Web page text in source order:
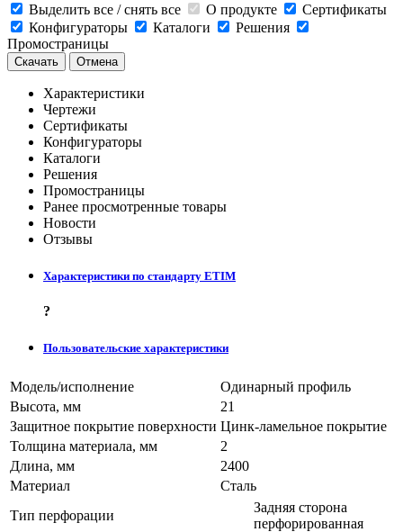
Выделить все / снять все
О продукте
Сертификаты
Конфигураторы
Каталоги
Решения
Промостраницы
Скачать Отмена
Характеристики
Чертежи
Сертификаты
Конфигураторы
Каталоги
Решения
Промостраницы
Ранее просмотренные товары
Новости
Отзывы
Характеристики по стандарту ETIM
?
Пользовательские характеристики
Модель/исполнение
Одинарный профиль
Высота, мм
21
Защитное покрытие поверхности Цинк-ламельное покрытие
Толщина материала, мм
2
Длина, мм
2400
Материал
Сталь
Тип перфорации
Задняя сторона
перфорированная